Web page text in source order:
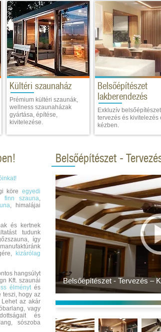
Kültéri szaunaház
Prémium kültéri szaunák,
wellness szaunaházak
gyártása, építése,
kivitelezése.
Belsőépítészet
lakberendezés
Exkluzív
tervezés és kivitelezés
kézben.
köreegyedi
finn szauna,
, himalájai
és kertnek
tudunk
így
kizárólag
hangsúlyt
Kft. szaunái
élménytés
teszi, hogy az
Lehet az akár
vagy
és
sószoba
Belsőépítészet -